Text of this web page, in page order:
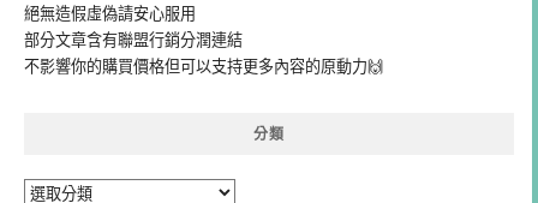
絕無造假虛偽請安心服用
部分文章含有聯盟行銷分潤連結
不影響你的購買價格但可以支持更多內容的原動力🙌
分類
分